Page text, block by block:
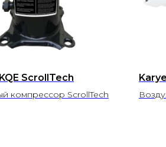
ScrollTech
компрессор ScrollTech